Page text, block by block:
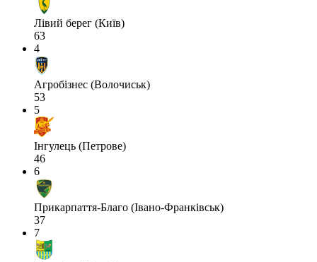
Лівий берег (Київ)
63
4
Агробізнес (Волочиськ)
53
5
Інгулець (Петрове)
46
6
Прикарпаття-Благо (Івано-Франківськ)
37
7